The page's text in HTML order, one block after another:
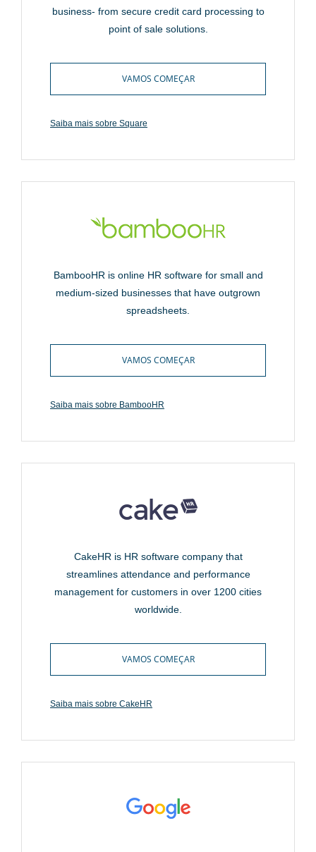
business- from secure credit card processing to
point of sale solutions.
VAMOS COMEÇAR
Saiba mais sobre Square
BambooHR is online HR software for small and
medium-sized businesses that have outgrown
spreadsheets.
VAMOS COMEÇAR
Saiba mais sobre BambooHR
CakeHR is HR software company that
streamlines attendance and performance
management for customers in over 1200 cities
worldwide.
VAMOS COMEÇAR
Saiba mais sobre CakeHR